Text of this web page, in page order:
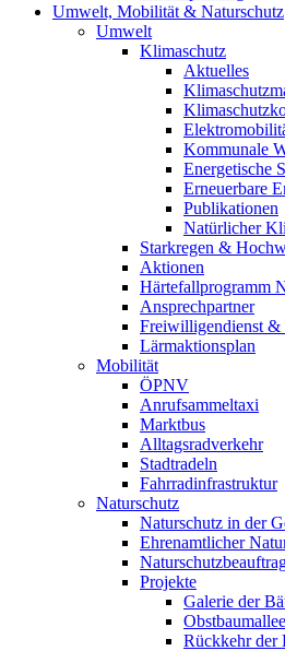
Umwelt, Mobilität & Naturschutz
Umwelt
Klimaschutz
Aktuelles
Kommunale
Energetische
Erneuerbare
Publikationen
Natürlicher
Starkregen &
Aktionen
Härtefallprogramm
Ansprechpartner
Freiwilligendienst &
Lärmaktionsplan
Mobilität
ÖPNV
Anrufsammeltaxi
Marktbus
Alltagsradverkehr
Stadtradeln
Fahrradinfrastruktur
Naturschutz
Naturschutz in der
Ehrenamtlicher
Projekte
Galerie der
Obstbaumallee
Rückkehr der